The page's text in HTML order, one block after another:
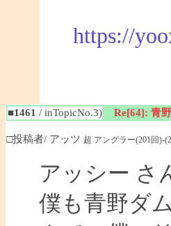
https://
■1461 / inTopicNo.3) Re[64]: 青
□投稿者/ アッツ 超 アングラー(201回)-
アッシー
僕も青野ダ